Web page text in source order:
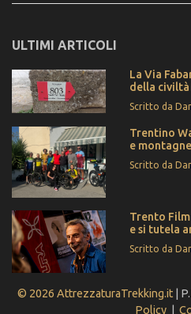
ULTIMI ARTICOLI
La Via
della civiltà
Scritto da
Trentino
e
Scritto da
Trento
e si tutela
Scritto da
© 2026 AttrezzaturaTrekking.it|
Policy|